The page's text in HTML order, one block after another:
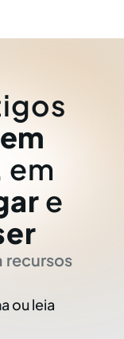
em
e
recursos
ou leia